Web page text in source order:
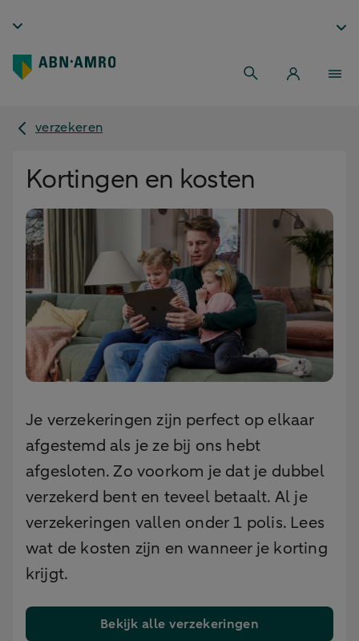
verzekeren
Kortingen en kosten
Je verzekeringen zijn perfect op elkaar
afgestemd als je ze bij ons hebt
afgesloten. Zo voorkom je dat je dubbel
verzekerd bent en teveel betaalt. Al je
verzekeringen vallen onder 1 polis. Lees
wat de kosten zijn en wanneer je korting
krijgt.
Bekijk alle verzekeringen